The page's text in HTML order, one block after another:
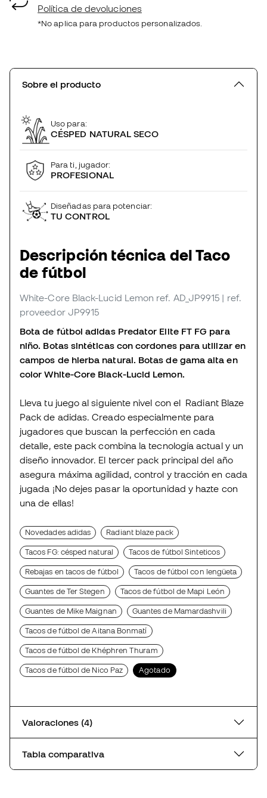
Política de devoluciones
*No aplica para productos personalizados.
Sobre el producto
Uso para:
CÉSPED NATURAL SECO
Para ti, jugador:
PROFESIONAL
Diseñadas para potenciar:
TU CONTROL
Descripción técnica del Taco
de fútbol
White-Core Black-Lucid Lemon ref. AD_JP9915 | ref.
proveedor JP9915
Bota de fútbol adidas Predator Elite FT FG para
niño. Botas sintéticas con cordones para utilizar en
campos de hierba natural. Botas de gama alta en
color White-Core Black-Lucid Lemon.
Lleva tu juego al siguiente nivel con el Radiant Blaze
Pack de adidas. Creado especialmente para
jugadores que buscan la perfección en cada
detalle, este pack combina la tecnología actual y un
diseño innovador. El tercer pack principal del año
asegura máxima agilidad, control y tracción en cada
jugada ¡No dejes pasar la oportunidad y hazte con
una de ellas!
Novedades adidas Radiant blaze pack
Tacos FG: césped natural Tacos de fútbol Sinteticos
Rebajas en tacos de fútbol Tacos de fútbol con lengüeta
Guantes de Ter Stegen Tacos de fútbol de Mapi León
Guantes de Mike Maignan Guantes de Mamardashvili
Tacos de fútbol de Aitana Bonmatí
Tacos de fútbol de Khéphren Thuram
Tacos de fútbol de Nico Paz Agotado
Valoraciones (4)
Tabla comparativa